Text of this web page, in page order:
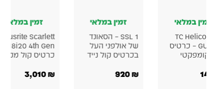
במלאי
Focusrite
18i20 4th Gen –
מקצועי
זמין במלאי
Korg microAUDIO
22 – כרטיס קול
לאולפן
זמין במלאי
Korg microAUDIO
722 כרטיס קול
אולפני